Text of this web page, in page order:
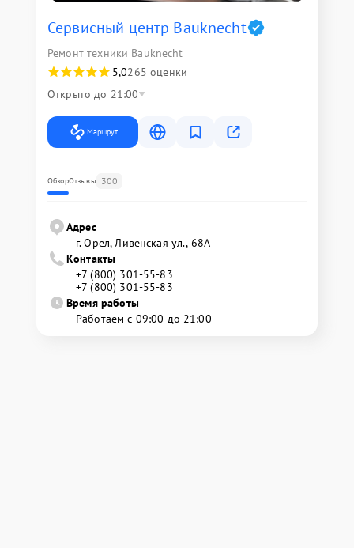
Сервисный центр Bauknecht
Ремонт техники Bauknecht
5,0265 оценки
Открыто до 21:00
Маршрут
ОбзорОтзывы 300
Адрес
г. Орёл, Ливенская ул., 68А
Контакты
+7 (800) 301-55-83
+7 (800) 301-55-83
Время работы
Работаем с 09:00 до 21:00